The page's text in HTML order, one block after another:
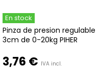
En stock
Pinza de presion regulable
3cm de 0-20kg PIHER
3,76 € IVA incl.